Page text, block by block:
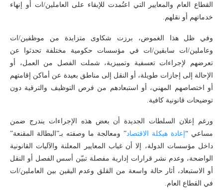
القطاع العام والمعايير التي اعتُمدت للإبقاء على العاملين/ات أو إنهاء
خدماتهم أو نقلهم.
وفي ظل هذا الغموض، برزت شكاوى متزايدة من موظفين/ات
وعاملين/ات سابقين/ات في مؤسسات حكومية مختلفة تحدثوا عن
تعرضهم لإجراءات تعسفية وتمييزية، شملت الفصل من العمل، أو
الإحالة إلى إجازات طويلة، أو النقل إلى مناطق بعيدة عن أماكن إقامتهم
أو اختصاصهم المهني، أو استبعادهم من فرص التوظيف والترقية دون
توضيحات قانونية كافية.
ورغم إعلان السلطات الجديدة أن بعض هذه الإجراءات يندرج ضمن
مساعي “إعادة هيكلة الاقتصاد” ومعالجة ما وصفته بـ”البطالة المقنعة”
داخل مؤسسات الدولة، إلا أن غياب المعايير المعلنة والآليات القانونية
الواضحة، وعدم نشر قرارات إدارية مفصلة تبيّن أسس الفصل أو النقل
أو الاستبعاد، أثار حالة واسعة من القلق وعدم اليقين بين العاملين/ات
في القطاع العام.